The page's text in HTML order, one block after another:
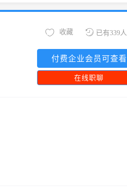
已有339
收藏
付费企业会员可查看
在线职聊